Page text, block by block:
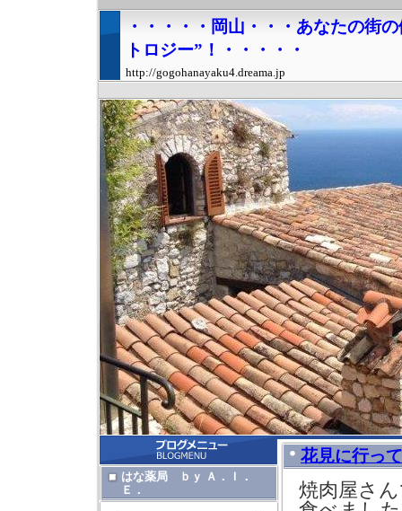
・・・・・岡山・・・あなたの街
トロジー”！・・・・・
http://gogohanayaku4.dreama.jp
はな薬局 ｂｙ Ａ．Ｉ．
Ｅ．
花見に行っ
焼肉屋さ